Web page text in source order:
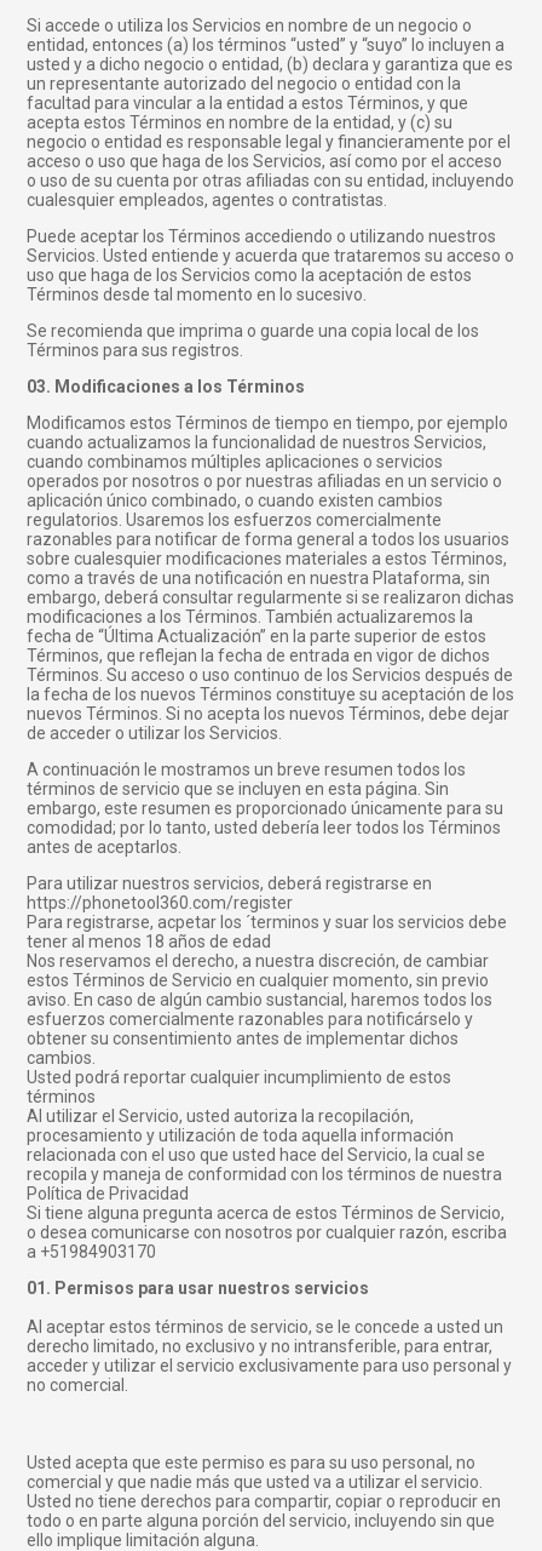
Si accede o utiliza los Servicios en nombre de un negocio o
entidad, entonces (a) los términos “usted” y “suyo” lo incluyen a
usted y a dicho negocio o entidad, (b) declara y garantiza que es
un representante autorizado del negocio o entidad con la
facultad para vincular a la entidad a estos Términos, y que
acepta estos Términos en nombre de la entidad, y (c) su
negocio o entidad es responsable legal y financieramente por el
acceso o uso que haga de los Servicios, así como por el acceso
o uso de su cuenta por otras afiliadas con su entidad, incluyendo
cualesquier empleados, agentes o contratistas.
Puede aceptar los Términos accediendo o utilizando nuestros
Servicios. Usted entiende y acuerda que trataremos su acceso o
uso que haga de los Servicios como la aceptación de estos
Términos desde tal momento en lo sucesivo.
Se recomienda que imprima o guarde una copia local de los
Términos para sus registros.
03. Modificaciones a los Términos
Modificamos estos Términos de tiempo en tiempo, por ejemplo
cuando actualizamos la funcionalidad de nuestros Servicios,
cuando combinamos múltiples aplicaciones o servicios
operados por nosotros o por nuestras afiliadas en un servicio o
aplicación único combinado, o cuando existen cambios
regulatorios. Usaremos los esfuerzos comercialmente
razonables para notificar de forma general a todos los usuarios
sobre cualesquier modificaciones materiales a estos Términos,
como a través de una notificación en nuestra Plataforma, sin
embargo, deberá consultar regularmente si se realizaron dichas
modificaciones a los Términos. También actualizaremos la
fecha de “Última Actualización” en la parte superior de estos
Términos, que reflejan la fecha de entrada en vigor de dichos
Términos. Su acceso o uso continuo de los Servicios después de
la fecha de los nuevos Términos constituye su aceptación de los
nuevos Términos. Si no acepta los nuevos Términos, debe dejar
de acceder o utilizar los Servicios.
A continuación le mostramos un breve resumen todos los
términos de servicio que se incluyen en esta página. Sin
embargo, este resumen es proporcionado únicamente para su
comodidad; por lo tanto, usted debería leer todos los Términos
antes de aceptarlos.
Para utilizar nuestros servicios, deberá registrarse en
https://phonetool360.com/register
Para registrarse, acpetar los ´terminos y suar los servicios debe
tener al menos 18 años de edad
Nos reservamos el derecho, a nuestra discreción, de cambiar
estos Términos de Servicio en cualquier momento, sin previo
aviso. En caso de algún cambio sustancial, haremos todos los
esfuerzos comercialmente razonables para notificárselo y
obtener su consentimiento antes de implementar dichos
cambios.
Usted podrá reportar cualquier incumplimiento de estos
términos
Al utilizar el Servicio, usted autoriza la recopilación,
procesamiento y utilización de toda aquella información
relacionada con el uso que usted hace del Servicio, la cual se
recopila y maneja de conformidad con los términos de nuestra
Política de Privacidad
Si tiene alguna pregunta acerca de estos Términos de Servicio,
o desea comunicarse con nosotros por cualquier razón, escriba
a +51984903170
01. Permisos para usar nuestros servicios
Al aceptar estos términos de servicio, se le concede a usted un
derecho limitado, no exclusivo y no intransferible, para entrar,
acceder y utilizar el servicio exclusivamente para uso personal y
no comercial.
Usted acepta que este permiso es para su uso personal, no
comercial y que nadie más que usted va a utilizar el servicio.
Usted no tiene derechos para compartir, copiar o reproducir en
todo o en parte alguna porción del servicio, incluyendo sin que
ello implique limitación alguna.